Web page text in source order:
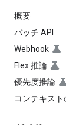
概要
バッチ API
Webhook
Flex 推論
優先度推論
コンテキスト